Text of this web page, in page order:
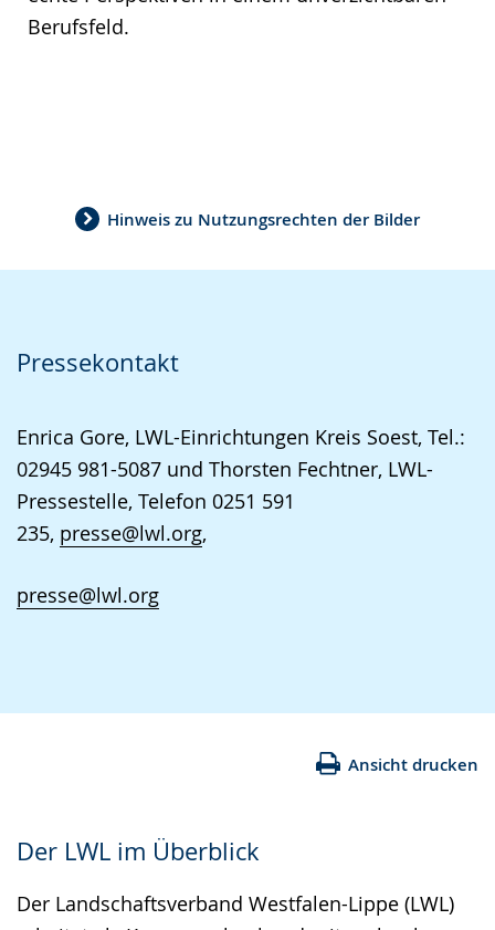
Berufsfeld.
Hinweis zu Nutzungsrechten der Bilder
Pressekontakt
Enrica Gore, LWL-Einrichtungen Kreis Soest, Tel.:
02945 981-5087 und Thorsten Fechtner, LWL-
Pressestelle, Telefon 0251 591
235, presse@lwl.org,
presse@lwl.org
Ansicht drucken
Der LWL im Überblick
Der Landschaftsverband Westfalen-Lippe (LWL)